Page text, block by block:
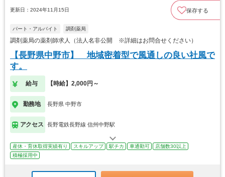
更新日：2024年11月15日 保存する
パート・アルバイト 調剤薬局
調剤薬局の薬剤師求人（法人名非公開 ※詳細はお問合せください）
【長野県中野市】 地域密着型で風通しの良い社風で
す。
給与 【時給】2,000円～
勤務地 長野県 中野市
アクセス 長野電鉄長野線 信州中野駅
産休・育休取得実績有り スキルアップ 駅チカ 車通勤可
店舗数30以上
積極採用中